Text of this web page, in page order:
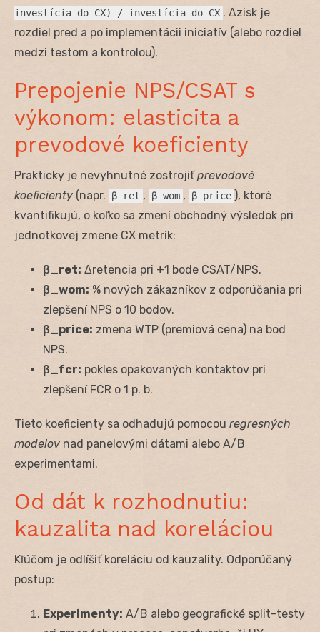
investícia do CX) / investícia do CX . Δzisk je
rozdiel pred a po implementácii iniciatív (alebo rozdiel
medzi testom a kontrolou).
Prepojenie NPS/CSAT s
výkonom: elasticita a
prevodové koeficienty
Prakticky je nevyhnutné zostrojiťprevodové
koeficienty (napr. β_ret , β_wom , β_price ), ktoré
kvantifikujú, o koľko sa zmení obchodný výsledok pri
jednotkovej zmene CX metrík:
β_ret: Δretencia pri +1 bode CSAT/NPS.
β_wom: % nových zákazníkov z odporúčania pri
zlepšení NPS o 10 bodov.
β_price: zmena WTP (premiová cena) na bod
NPS.
β_fcr: pokles opakovaných kontaktov pri
zlepšení FCR o 1 p. b.
Tieto koeficienty sa odhadujú pomocou regresných
modelov nad panelovými dátami alebo A/B
experimentami.
Od dát k rozhodnutiu:
kauzalita nad koreláciou
Kľúčom je odlíšiť koreláciu od kauzality. Odporúčaný
postup:
Experimenty: A/B alebo geografické split-testy